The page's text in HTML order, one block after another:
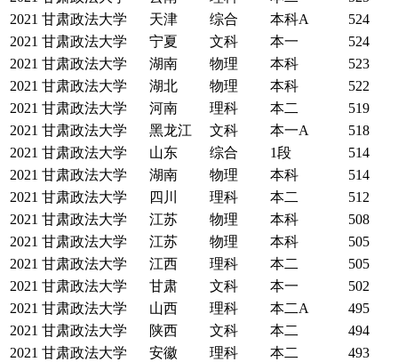
2021 甘肃政法大学 天津 综合 本科A
524
2021 甘肃政法大学 宁夏 文科 本一
524
2021 甘肃政法大学 湖南 物理 本科
523
2021 甘肃政法大学 湖北 物理 本科
522
2021 甘肃政法大学 河南 理科 本二
519
2021 甘肃政法大学 黑龙江 文科 本一A
518
2021 甘肃政法大学 山东 综合 1段
514
2021 甘肃政法大学 湖南 物理 本科
514
2021 甘肃政法大学 四川 理科 本二
512
2021 甘肃政法大学 江苏 物理 本科
508
2021 甘肃政法大学 江苏 物理 本科
505
2021 甘肃政法大学 江西 理科 本二
505
2021 甘肃政法大学 甘肃 文科 本一
502
2021 甘肃政法大学 山西 理科 本二A
495
2021 甘肃政法大学 陕西 文科 本二
494
2021 甘肃政法大学 安徽 理科 本二
493